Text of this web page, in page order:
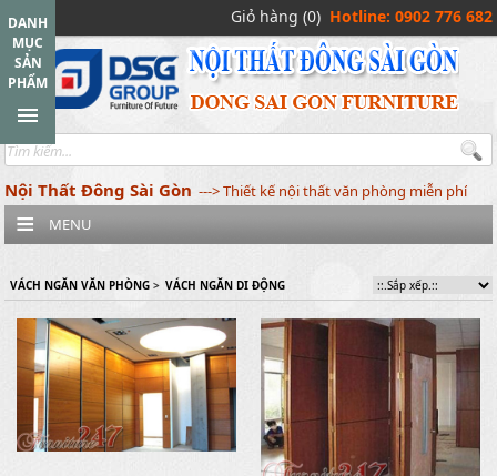
Giỏ hàng (0) Hotline: 0902 776 682
Nội Thất Đông Sài Gòn ---> Thiết kế nội thất văn phòng miễn phí
DANH
MỤC
SẢN
PHẨM
MENU
VÁCH NGĂN VĂN PHÒNG > VÁCH NGĂN DI ĐỘNG